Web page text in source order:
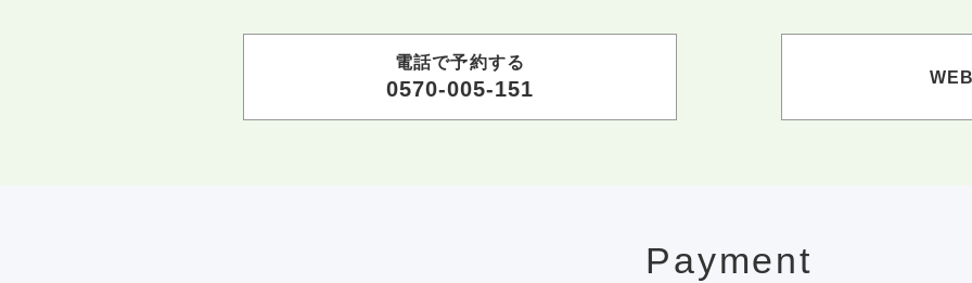
電話で予約する
0570-005-151
Payment